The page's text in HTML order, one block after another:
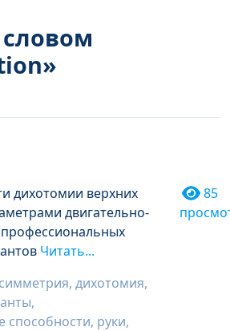
дихотомии верхних
двигательно-
Читать...
дихотомия,
руки,
85